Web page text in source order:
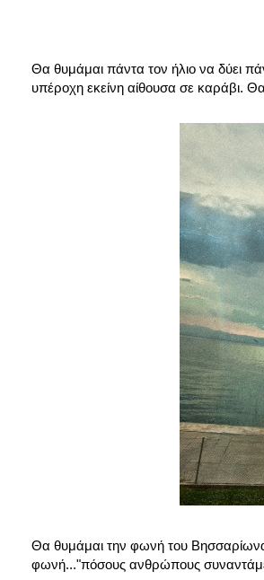
Θα θυμάμαι πάντα τον ήλιο να δύει
υπέροχη εκείνη αίθουσα σε καράβι.
Θα θυμάμαι την φωνή του Βησσαρίωνα
φωνή..."πόσους ανθρώπους